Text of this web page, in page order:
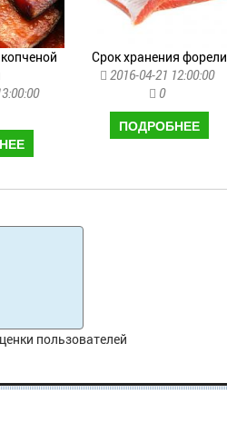
Срок хранения форели
2016-04-21 12:00:00
0
ПОДРОБНЕЕ
пользователей